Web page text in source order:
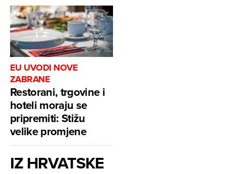
EU UVODI NOVE
ZABRANE
Restorani, trgovine i
hoteli moraju se
pripremiti: Stižu
velike promjene
IZ HRVATSKE